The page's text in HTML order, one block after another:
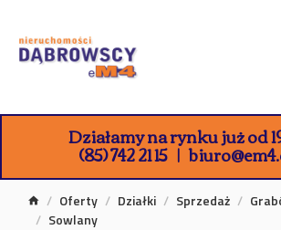
Działamy na rynku już od
(85) 742 21 15
Oferty Działki Sprzedaż
Sowlany